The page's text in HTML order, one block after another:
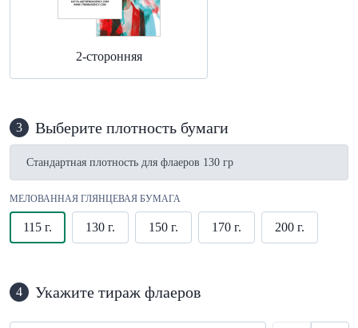
2-сторонняя
3 Выберите плотность бумаги
Стандартная плотность для флаеров 130 гр
МЕЛОВАННАЯ ГЛЯНЦЕВАЯ БУМАГА
115 г. 130 г. 150 г. 170 г. 200 г.
4 Укажите тираж флаеров